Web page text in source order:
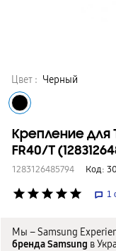
Цвет : Черный
Крепление для
FR40/T
1283126485794 Код:
star star star star star 1
Мы – Samsung
бренда Samsung в